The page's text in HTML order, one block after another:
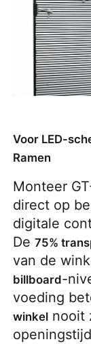
Voor LED-
Ramen
Monteer
direct op
digitale
De 75%
van de
billboard-
voeding
winkel nooit